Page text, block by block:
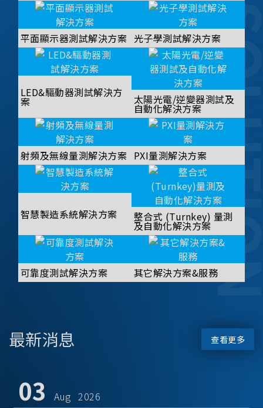
平面顯示器測試解決方案 光子學測試解決方案
LED&驅動器測試解決方
案 太陽光電/逆變器測試及
自動化解決方案
射頻及無線量測解決方案 PXI量測解決方案
智慧製造系統解決方案 整合式 (Turnkey) 量測
及自動化解決方案
可靠度測試解決方案 其它解決方案&服務
最新消息 查看更多
03 Aug 2026